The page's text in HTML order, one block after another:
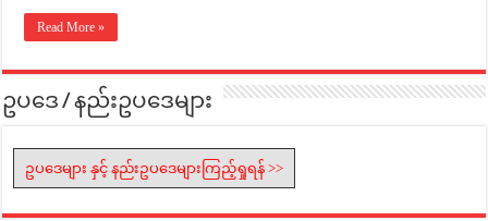
Read More »
ဥပဒေ / နည်းဥပဒေများ
ဥပဒေများ နှင့် နည်းဥပဒေများကြည့်ရှုရန် >>